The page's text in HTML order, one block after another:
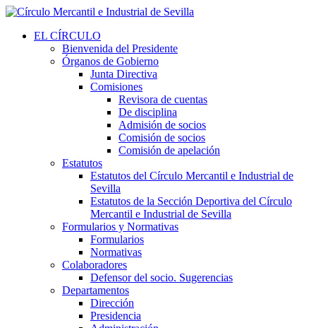
EL CÍRCULO
Bienvenida del Presidente
Órganos de Gobierno
Junta Directiva
Comisiones
Revisora de cuentas
De disciplina
Admisión de socios
Comisión de socios
Comisión de apelación
Estatutos
Estatutos del Círculo Mercantil e Industrial de
Sevilla
Estatutos de la Sección Deportiva del Círculo
Mercantil e Industrial de Sevilla
Formularios y Normativas
Formularios
Normativas
Colaboradores
Defensor del socio. Sugerencias
Departamentos
Dirección
Presidencia